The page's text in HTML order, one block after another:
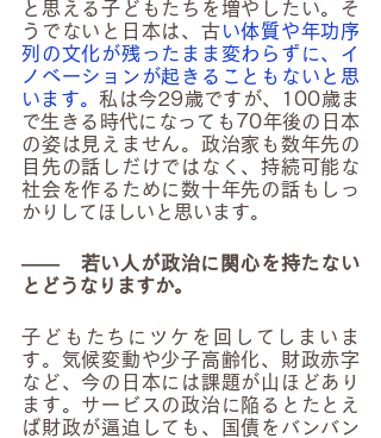
と思える子どもたちを増やしたい。そ
うでないと日本は、古い体質や年功序
列の文化が残ったまま変わらずに、イ
ノベーションが起きることもないと思
います。私は今29歳ですが、100歳ま
で生きる時代になっても70年後の日本
の姿は見えません。政治家も数年先の
目先の話しだけではなく、持続可能な
社会を作るために数十年先の話もしっ
かりしてほしいと思います。
――　若い人が政治に関心を持たない
とどうなりますか。
子どもたちにツケを回してしまいま
す。気候変動や少子高齢化、財政赤字
など、今の日本には課題が山ほどあり
ます。サービスの政治に陥るとたとえ
ば財政が逼迫しても、国債をバンバン